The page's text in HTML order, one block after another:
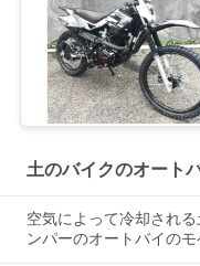
土のバイクのオート
空気によって冷却され
ンパーのオートバイの